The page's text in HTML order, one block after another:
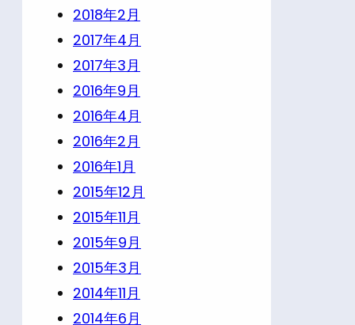
2018年2月
2017年4月
2017年3月
2016年9月
2016年4月
2016年2月
2016年1月
2015年12月
2015年11月
2015年9月
2015年3月
2014年11月
2014年6月